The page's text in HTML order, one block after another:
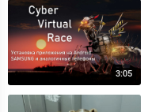
3:05